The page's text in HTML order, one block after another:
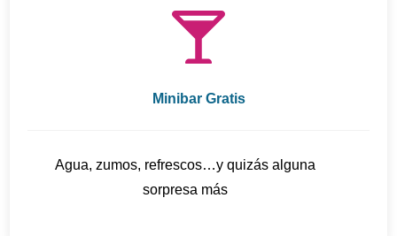
Minibar Gratis
Agua, zumos, refrescos…y quizás alguna
sorpresa más